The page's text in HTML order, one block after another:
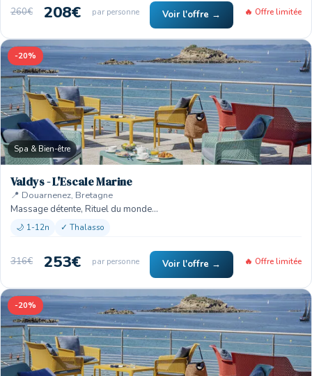
260€ 208€ par personne Voir l'offre → 🔥 Offre limitée
-20%
Spa & Bien-être
Valdys - L'Escale Marine
📍 Douarnenez, Bretagne
Massage détente, Rituel du monde…
🌙 1-12n ✓ Thalasso
316€ 253€ par personne Voir l'offre → 🔥 Offre limitée
-20%